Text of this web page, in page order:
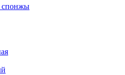
спонжы